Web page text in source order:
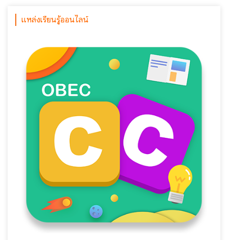
แหล่งเรียนรู้ออนไลน์